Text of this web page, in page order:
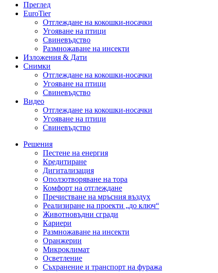
Преглед
EuroTier
Отглеждане на кокошки-носачки
Угояване на птици
Свиневъдство
Размножаване на инсекти
Изложения & Дати
Снимки
Отглеждане на кокошки-носачки
Угояване на птици
Свиневъдство
Видео
Отглеждане на кокошки-носачки
Угояване на птици
Свиневъдство
Решения
Пестене на енергия
Кредитиране
Дигитализация
Оползотворяване на тора
Комфорт на отглеждане
Пречистване на мръсния въздух
Реализиране на проекти „до ключ“
Животновъдни сгради
Кариери
Размножаване на инсекти
Оранжерии
Микроклимат
Осветление
Съхранение и транспорт на фуража